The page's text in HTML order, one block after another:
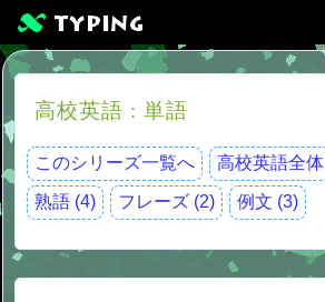
高校英語 : 単語
このシリーズ一覧へ 高校英語全体
熟語 (4) フレーズ (2) 例文 (3)